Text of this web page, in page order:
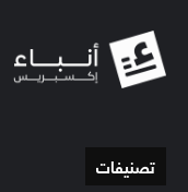
تصنيفات